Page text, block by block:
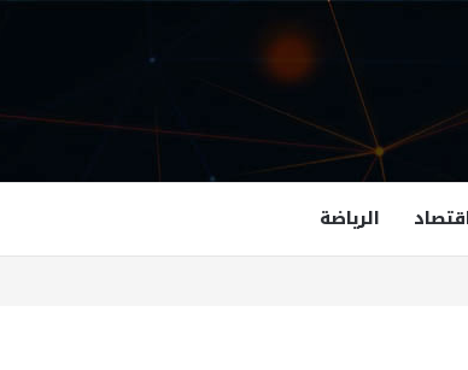
الرياضة
أول مسلمة نائبة لحاكم فرجينيا